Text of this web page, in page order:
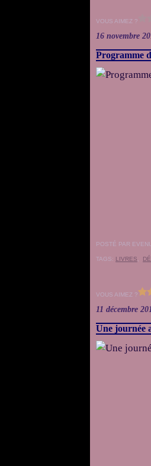
VOUS AIMEZ ?
16 novembre
Programme
POSTÉ PAR
TAGS: LIVRES
VOUS AIMEZ ?
11 décembre
Une journée